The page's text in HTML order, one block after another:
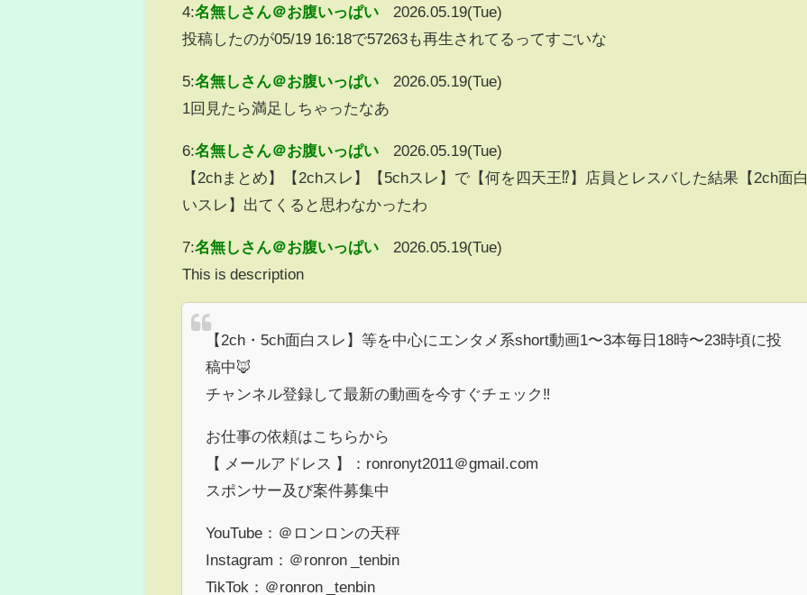
4:名無しさん＠お腹いっぱい
2026.05.19(Tue)
投稿したのが05/19 16:18で57263も再生されてるってすごいな
5:名無しさん＠お腹いっぱい
2026.05.19(Tue)
1回見たら満足しちゃったなあ
6:名無しさん＠お腹いっぱい
2026.05.19(Tue)
【2chまとめ】【2chスレ】【5chスレ】で【何を四天王⁉︎】店員とレスバした結果【2ch面白
いスレ】出てくると思わなかったわ
7:名無しさん＠お腹いっぱい
2026.05.19(Tue)
This is description
【2ch・5ch面白スレ】等を中心にエンタメ系short動画1〜3本毎日18時〜23時頃に投
稿中🦊
チャンネル登録して最新の動画を今すぐチェック‼︎
お仕事の依頼はこちらから
【 メールアドレス 】：ronronyt2011＠gmail.com
スポンサー及び案件募集中
YouTube：＠ロンロンの天秤
Instagram：＠ronron _tenbin
TikTok：＠ronron _tenbin